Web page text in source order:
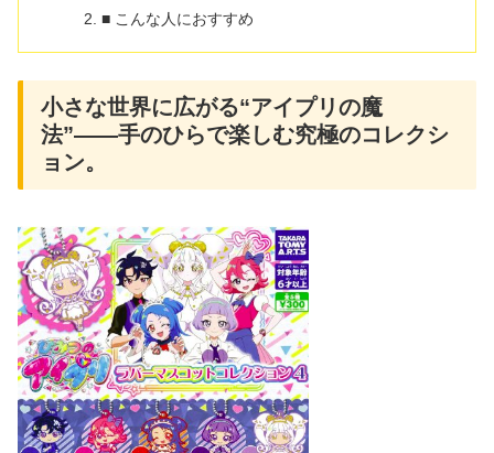
■ こんな人におすすめ
小さな世界に広がる“アイプリの魔
法”――手のひらで楽しむ究極のコレクシ
ョン。